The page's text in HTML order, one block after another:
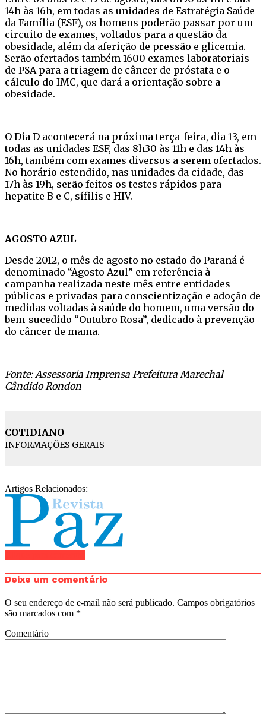
14h às 16h, em todas as unidades de Estratégia Saúde
da Família (ESF), os homens poderão passar por um
circuito de exames, voltados para a questão da
obesidade, além da aferição de pressão e glicemia.
Serão ofertados também 1600 exames laboratoriais
de PSA para a triagem de câncer de próstata e o
cálculo do IMC, que dará a orientação sobre a
obesidade.
O Dia D acontecerá na próxima terça-feira, dia 13, em
todas as unidades ESF, das 8h30 às 11h e das 14h às
16h, também com exames diversos a serem ofertados.
No horário estendido, nas unidades da cidade, das
17h às 19h, serão feitos os testes rápidos para
hepatite B e C, sífilis e HIV.
AGOSTO AZUL
Desde 2012, o mês de agosto no estado do Paraná é
denominado “Agosto Azul” em referência à
campanha realizada neste mês entre entidades
públicas e privadas para conscientização e adoção de
medidas voltadas à saúde do homem, uma versão do
bem-sucedido “Outubro Rosa”, dedicado à prevenção
do câncer de mama.
Fonte: Assessoria Imprensa Prefeitura Marechal
Cândido Rondon
COTIDIANO
INFORMAÇÕES GERAIS
Artigos Relacionados:
Deixe um comentário
O seu endereço de e-mail não será publicado. Campos obrigatórios
são marcados com *
Comentário